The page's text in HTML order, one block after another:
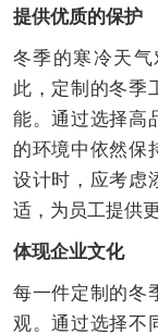
提供优质的保护
冬季的寒冷天
此，定制的冬季
能。通过选择高
的环境中依然保
设计时，应考虑
适，为员工提供
体现企业文化
每一件定制的冬
观。通过选择不